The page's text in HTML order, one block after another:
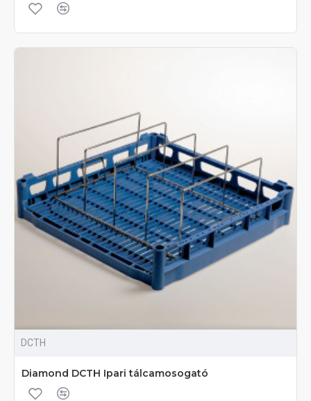
DCTH
Diamond DCTH Ipari tálcamosogató